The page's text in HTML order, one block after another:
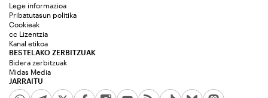
JARRAITU
Lege informazioa
Pribatutasun politika
Cookieak
cc Lizentzia
Kanal etikoa
BESTELAKO ZERBITZUAK
Bidera zerbitzuak
Midas Media